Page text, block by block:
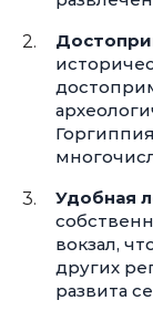
Удобная
вокзал,
других
развита